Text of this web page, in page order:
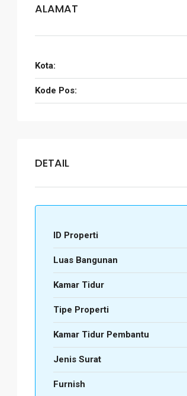
ALAMAT
Kota:
Kode Pos:
DETAIL
ID Properti
Luas Bangunan
Kamar Tidur
Tipe Properti
Kamar Tidur Pembantu
Jenis Surat
Furnish